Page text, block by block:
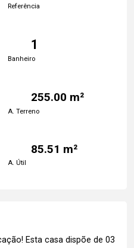
Referência
1
Banheiro
255.00 m²
A. Terreno
85.51 m²
A. Útil
Esta casa dispõe de 03